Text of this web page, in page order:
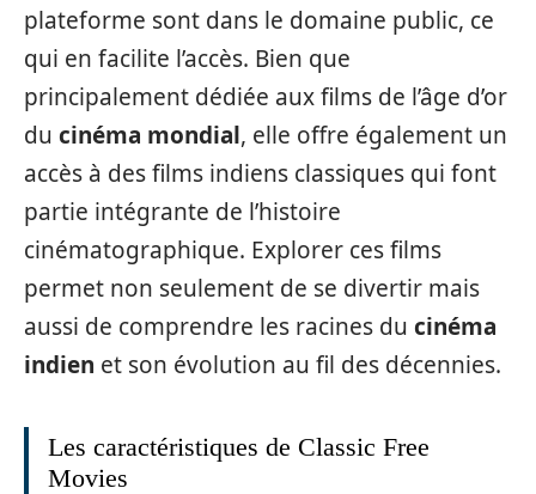
plateforme sont dans le domaine public, ce
qui en facilite l’accès. Bien que
principalement dédiée aux films de l’âge d’or
du cinéma mondial, elle offre également un
accès à des films indiens classiques qui font
partie intégrante de l’histoire
cinématographique. Explorer ces films
permet non seulement de se divertir mais
aussi de comprendre les racines du cinéma
indien et son évolution au fil des décennies.
Les caractéristiques de Classic Free
Movies